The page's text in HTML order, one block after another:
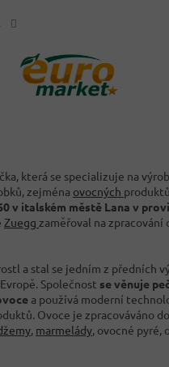
která se specializuje na
zejména ovocných
v italském městě Lana v
Zuegg zaměřoval na zpracování
a stal se jedním z předních
Společnost se věnuje
a používá moderní
Ovoce je zpracováváno
, marmelády, ovocné pyré,